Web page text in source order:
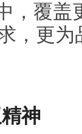
，覆
，更
神